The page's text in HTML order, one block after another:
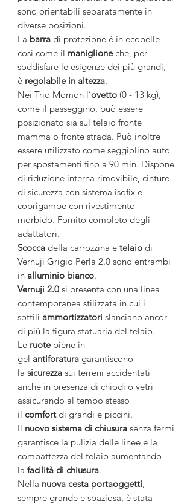
sono orientabili separatamente in
diverse posizioni.
La barra di protezione è in ecopelle
così come il maniglioneche, per
soddisfare le esigenze dei più grandi,
è regolabile in altezza.
Nei Trio Momon l’ovetto (0 - 13 kg),
come il passeggino, può essere
posizionato sia sul telaio fronte
mamma o fronte strada. Può inoltre
essere utilizzato come seggiolino auto
per spostamenti fino a 90 min. Dispone
di riduzione interna rimovibile, cinture
di sicurezza con sistema isofix e
coprigambe con rivestimento
morbido. Fornito completo degli
adattatori.
Scocca della carrozzina e telaio di
Vernuji Grigio Perla 2.0 sono entrambi
in alluminio bianco.
Vernuji 2.0 si presenta con una linea
contemporanea stilizzata in cui i
sottili ammortizzatori slanciano ancor
di più la figura statuaria del telaio.
Le ruote piene in
gel antiforatura garantiscono
la sicurezza sui terreni accidentati
anche in presenza di chiodi o vetri
assicurando al tempo stesso
il comfortdi grandi e piccini.
Il nuovo sistema di chiusura senza fermi
garantisce la pulizia delle linee e la
compattezza del telaio aumentando
la facilità di chiusura.
Nella nuova cesta portaoggetti
sempre grande e spaziosa, è stata